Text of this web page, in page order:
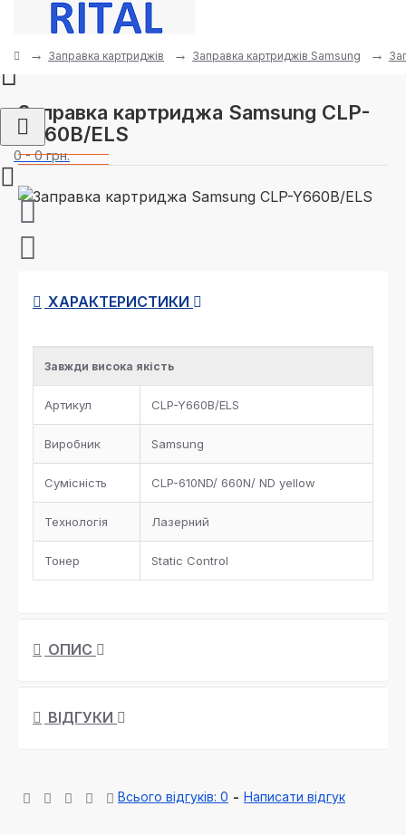
Реєстрація
0 - 0 грн.
Заправка картриджів Заправка картриджів Samsung
Заправка картриджа Samsung CLP-
Y660B/ELS
ХАРАКТЕРИСТИКИ
Завжди висока якість
Артикул CLP-Y660B/ELS
Виробник Samsung
Сумісність CLP-610ND/ 660N/ ND yellow
Технологія Лазерний
Тонер Static Control
ОПИС
ВІДГУКИ
Всього відгуків: 0 - Написати відгук